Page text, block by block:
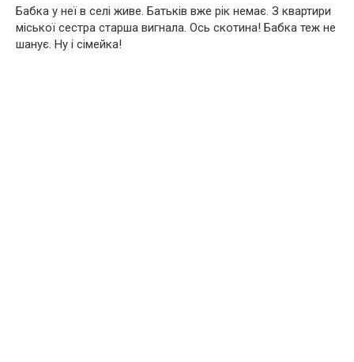
Бабка у неї в селі живе. Батьків вже рік немає. З квартири
міської сестра старша вигнала. Ось скотина! Бабка теж не
шанує. Ну і сімейка!